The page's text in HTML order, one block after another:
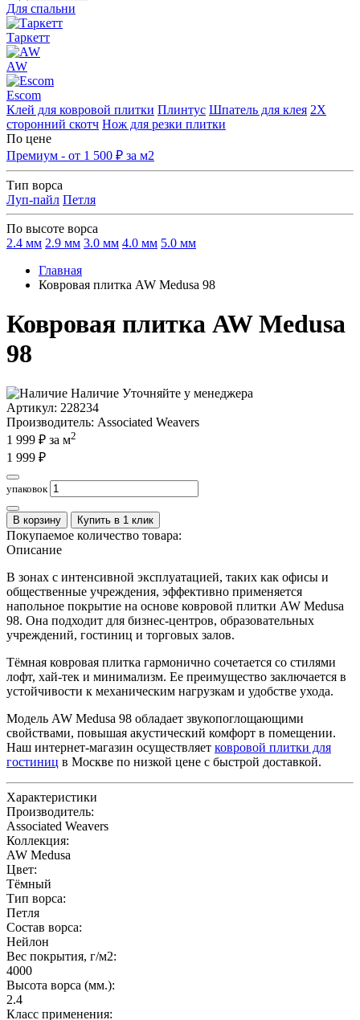
Для спальни
Таркетт
AW
Escom
Клей для ковровой плитки Плинтус Шпатель для клея 2Х
сторонний скотч Нож для резки плитки
По цене
Премиум - от 1 500 ₽ за м2
Тип ворса
Луп-пайл Петля
По высоте ворса
2.4 мм 2.9 мм 3.0 мм 4.0 мм 5.0 мм
Главная
Ковровая плитка AW Medusa 98
Ковровая плитка AW Medusa
98
Наличие Уточняйте у менеджера
Артикул: 228234
Производитель: Associated Weavers
1 999 ₽ за м2
1 999 ₽
упаковок
В корзину Купить в 1 клик
Покупаемое количество товара:
Описание
В зонах с интенсивной эксплуатацией, таких как офисы и
общественные учреждения, эффективно применяется
напольное покрытие на основе ковровой плитки AW Medusa
98. Она подходит для бизнес-центров, образовательных
учреждений, гостиниц и торговых залов.
Тёмная ковровая плитка гармонично сочетается со стилями
лофт, хай-тек и минимализм. Ее преимущество заключается в
устойчивости к механическим нагрузкам и удобстве ухода.
Модель AW Medusa 98 обладает звукопоглощающими
свойствами, повышая акустический комфорт в помещении.
Наш интернет-магазин осуществляет ковровой плитки для
гостиниц в Москве по низкой цене с быстрой доставкой.
Характеристики
Производитель:
Associated Weavers
Коллекция:
AW Medusa
Цвет:
Тёмный
Тип ворса:
Петля
Состав ворса:
Нейлон
Вес покрытия, г/м2:
4000
Высота ворса (мм.):
2.4
Класс применения: